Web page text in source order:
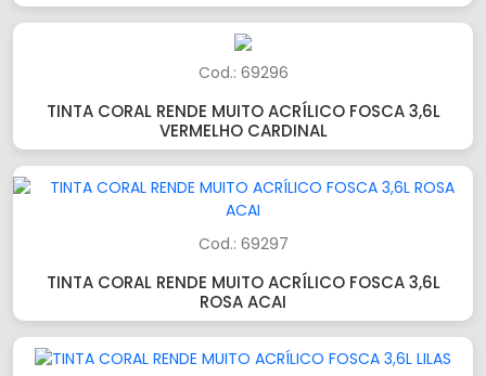
Cod.: 69296
TINTA CORAL RENDE MUITO ACRÍLICO FOSCA 3,6L
VERMELHO CARDINAL
Cod.: 69297
TINTA CORAL RENDE MUITO ACRÍLICO FOSCA 3,6L
ROSA ACAI